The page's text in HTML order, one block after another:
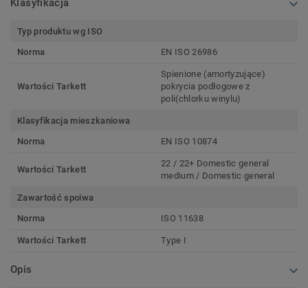
Typ produktu wg ISO
Norma
EN ISO 26986
Wartości Tarkett
Spienione (amortyzujące)
pokrycia podłogowe z
poli(chlorku winylu)
Klasyfikacja mieszkaniowa
Norma
EN ISO 10874
Wartości Tarkett
22 / 22+ Domestic general
medium / Domestic general
Zawartość spoiwa
Norma
ISO 11638
Wartości Tarkett Type I
Opis